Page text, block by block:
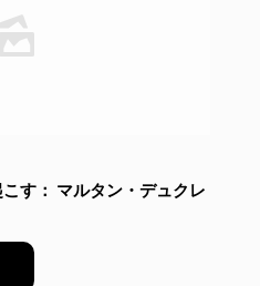
す： マルタン・デュクレ